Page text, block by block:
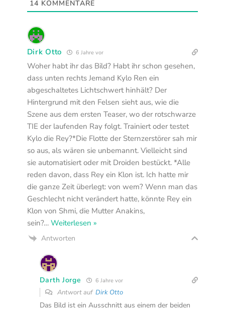
14 KOMMENTARE
Dirk Otto 6 Jahre vor
Woher habt ihr das Bild? Habt ihr schon gesehen,
dass unten rechts Jemand Kylo Ren ein
abgeschaltetes Lichtschwert hinhält? Der
Hintergrund mit den Felsen sieht aus, wie die
Szene aus dem ersten Teaser, wo der rotschwarze
TIE der laufenden Ray folgt. Trainiert oder testet
Kylo die Rey?*Die Flotte der Sternzerstörer sah mir
so aus, als wären sie unbemannt. Vielleicht sind
sie automatisiert oder mit Droiden bestückt. *Alle
reden davon, dass Rey ein Klon ist. Ich hatte mir
die ganze Zeit überlegt: von wem? Wenn man das
Geschlecht nicht verändert hatte, könnte Rey ein
Klon von Shmi, die Mutter Anakins,
sein?… Weiterlesen »
Antworten
Darth Jorge 6 Jahre vor
Antwort auf Dirk Otto
Das Bild ist ein Ausschnitt aus einem der beiden